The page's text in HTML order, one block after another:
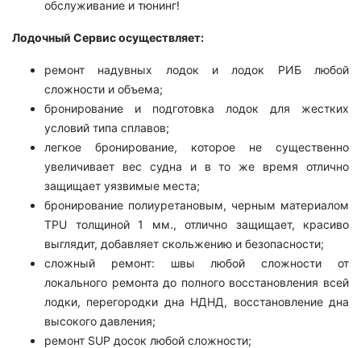
обслуживание и тюнинг!
Лодочный Сервис осуществляет:
ремонт надувных лодок и лодок РИБ любой
сложности и объема;
бронирование и подготовка лодок для жестких
условий типа сплавов;
легкое бронирование, которое не существенно
увеличивает вес судна и в то же время отлично
защищает уязвимые места;
бронирование полиуретановым, черным материалом
TPU толщиной 1 мм., отлично защищает, красиво
выглядит, добавляет скольжению и безопасности;
сложный ремонт: швы любой сложности от
локального ремонта до полного восстановления всей
лодки, перегородки дна НДНД, восстановление дна
высокого давления;
ремонт SUP досок любой сложности;